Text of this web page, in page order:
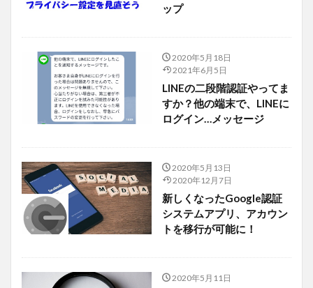
ップ
2020年5月18日
2021年6月5日
LINEの二段階認証やってま
すか？他の端末で、LINEに
ログイン…メッセージ
2020年5月13日
2020年12月7日
新しくなったGoogle認証
システムアプリ、アカウン
トを移行が可能に！
2020年5月11日